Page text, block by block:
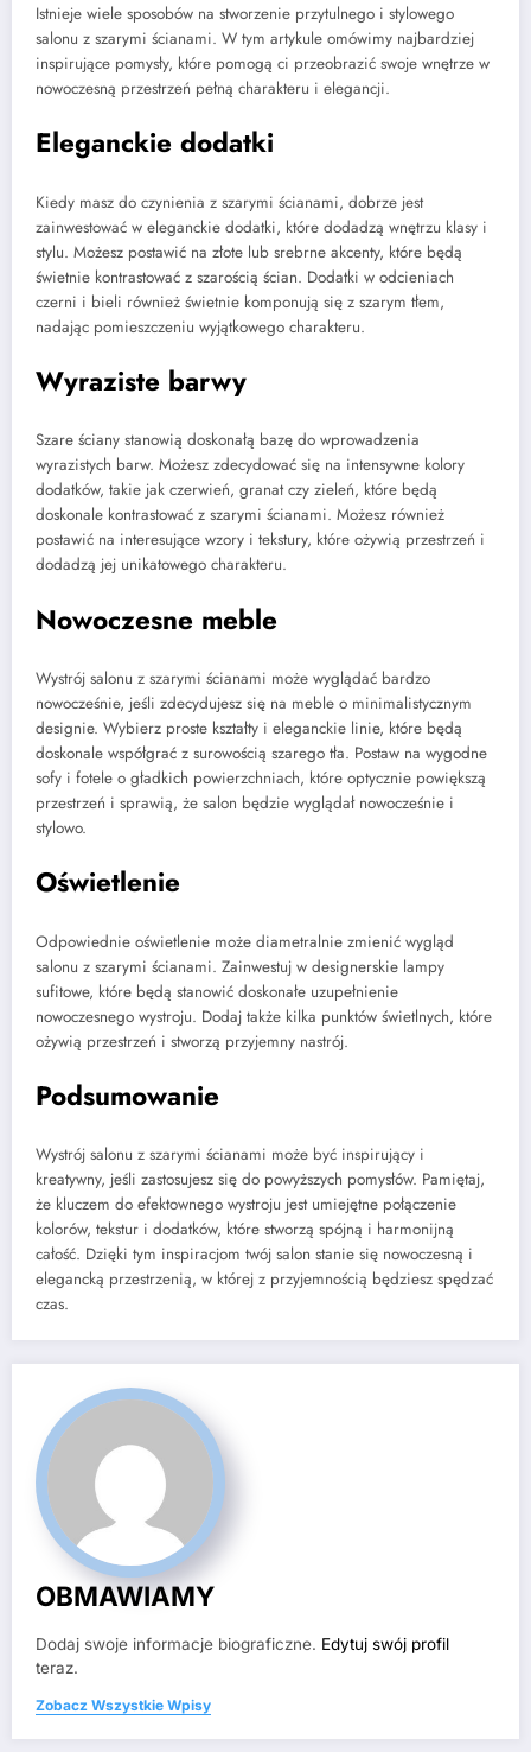
Istnieje wiele sposobów na stworzenie przytulnego i stylowego
salonu z szarymi ścianami. W tym artykule omówimy najbardziej
inspirujące pomysły, które pomogą ci przeobrazić swoje wnętrze w
nowoczesną przestrzeń pełną charakteru i elegancji.
Eleganckie dodatki
Kiedy masz do czynienia z szarymi ścianami, dobrze jest
zainwestować w eleganckie dodatki, które dodadzą wnętrzu klasy i
stylu. Możesz postawić na złote lub srebrne akcenty, które będą
świetnie kontrastować z szarością ścian. Dodatki w odcieniach
czerni i bieli również świetnie komponują się z szarym tłem,
nadając pomieszczeniu wyjątkowego charakteru.
Wyraziste barwy
Szare ściany stanowią doskonałą bazę do wprowadzenia
wyrazistych barw. Możesz zdecydować się na intensywne kolory
dodatków, takie jak czerwień, granat czy zieleń, które będą
doskonale kontrastować z szarymi ścianami. Możesz również
postawić na interesujące wzory i tekstury, które ożywią przestrzeń i
dodadzą jej unikatowego charakteru.
Nowoczesne meble
Wystrój salonu z szarymi ścianami może wyglądać bardzo
nowocześnie, jeśli zdecydujesz się na meble o minimalistycznym
designie. Wybierz proste kształty i eleganckie linie, które będą
doskonale współgrać z surowością szarego tła. Postaw na wygodne
sofy i fotele o gładkich powierzchniach, które optycznie powiększą
przestrzeń i sprawią, że salon będzie wyglądał nowocześnie i
stylowo.
Oświetlenie
Odpowiednie oświetlenie może diametralnie zmienić wygląd
salonu z szarymi ścianami. Zainwestuj w designerskie lampy
sufitowe, które będą stanowić doskonałe uzupełnienie
nowoczesnego wystroju. Dodaj także kilka punktów świetlnych, które
ożywią przestrzeń i stworzą przyjemny nastrój.
Podsumowanie
Wystrój salonu z szarymi ścianami może być inspirujący i
kreatywny, jeśli zastosujesz się do powyższych pomysłów. Pamiętaj,
że kluczem do efektownego wystroju jest umiejętne połączenie
kolorów, tekstur i dodatków, które stworzą spójną i harmonijną
całość. Dzięki tym inspiracjom twój salon stanie się nowoczesną i
elegancką przestrzenią, w której z przyjemnością będziesz spędzać
czas.
OBMAWIAMY
Dodaj swoje informacje biograficzne. Edytuj swój profil
teraz.
Zobacz Wszystkie Wpisy